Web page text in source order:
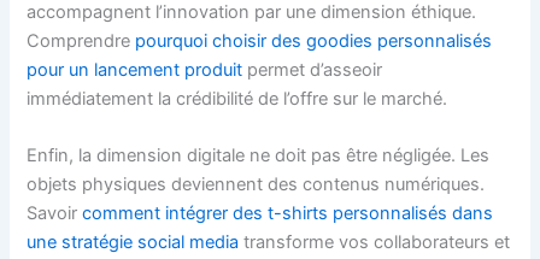
accompagnent l’innovation par une dimension éthique.
Comprendre pourquoi choisir des goodies personnalisés
pour un lancement produit permet d’asseoir
immédiatement la crédibilité de l’offre sur le marché.
Enfin, la dimension digitale ne doit pas être négligée. Les
objets physiques deviennent des contenus numériques.
Savoircomment intégrer des t-shirts personnalisés dans
une stratégie social media transforme vos collaborateurs et